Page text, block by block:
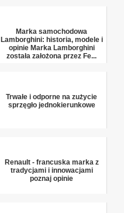
Marka samochodowa
Lamborghini: historia, modele i
opinie Marka Lamborghini
została założona przez Fe...
Trwałe i odporne na zużycie
sprzęgło jednokierunkowe
Renault - francuska marka z
tradycjami i innowacjami
poznaj opinie